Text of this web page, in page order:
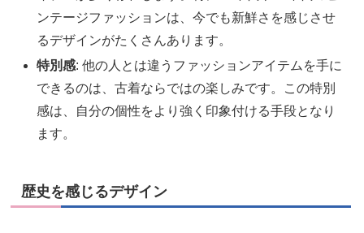
ンテージファッションは、今でも新鮮さを感じさせ
るデザインがたくさんあります。
特別感: 他の人とは違うファッションアイテムを手に
できるのは、古着ならではの楽しみです。この特別
感は、自分の個性をより強く印象付ける手段となり
ます。
歴史を感じるデザイン